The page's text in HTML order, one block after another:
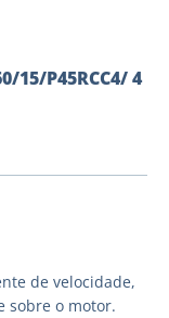
15/P45RCC4/ 4
de velocidade,
sobre o motor.